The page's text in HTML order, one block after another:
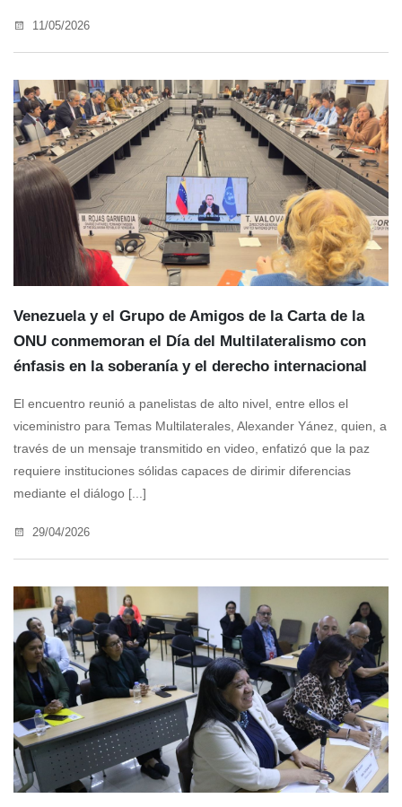
11/05/2026
Venezuela y el Grupo de Amigos de la Carta de la
ONU conmemoran el Día del Multilateralismo con
énfasis en la soberanía y el derecho internacional
El encuentro reunió a panelistas de alto nivel, entre ellos el
viceministro para Temas Multilaterales, Alexander Yánez, quien, a
través de un mensaje transmitido en video, enfatizó que la paz
requiere instituciones sólidas capaces de dirimir diferencias
mediante el diálogo [...]
29/04/2026